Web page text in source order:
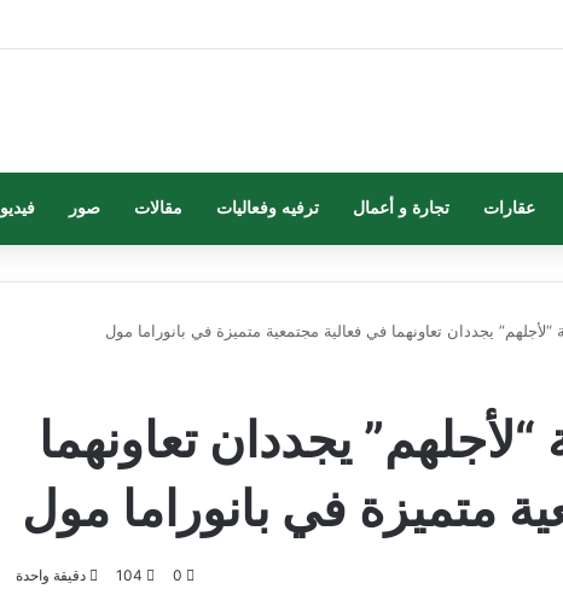
عقارات تجارة و أعمال ترفيه وفعاليات مقالات صور فيديو
يجددان تعاونهما في فعالية مجتمعية متميزة في بانوراما مول
يجددان تعاونهما
متميزة في بانوراما مول
0
104 دقيقة واحدة